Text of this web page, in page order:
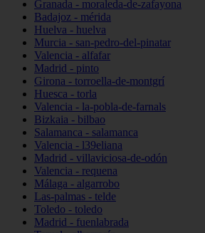
Granada - moraleda-de-zafayona
Badajoz - mérida
Huelva - huelva
Murcia - san-pedro-del-pinatar
Valencia - alfafar
Madrid - pinto
Girona - torroella-de-montgrí
Huesca - torla
Valencia - la-pobla-de-farnals
Bizkaia - bilbao
Salamanca - salamanca
Valencia - l39eliana
Madrid - villaviciosa-de-odón
Valencia - requena
Málaga - algarrobo
Las-palmas - telde
Toledo - toledo
Madrid - fuenlabrada